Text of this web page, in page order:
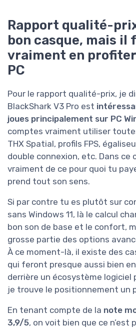
Rapport qualité-
bon casque, mais il
vraiment en
PC
Pour le rapport qualité-prix, je
BlackShark V3 Pro est
joues principalement sur PC
comptes vraiment utiliser
THX Spatial, profils FPS,
double connexion, etc. Dans ce
vraiment de ce pour quoi tu
prend tout son sens.
Si par contre tu es plutôt sur
sans Windows 11, là le calcul
bon son de base et le confort,
grosse partie des options
À ce moment-là, il existe des
qui feront presque aussi bien
derrière un écosystème logiciel
je trouve le positionnement un
En tenant compte de la note
3,9/5, on voit bien que ce n’est